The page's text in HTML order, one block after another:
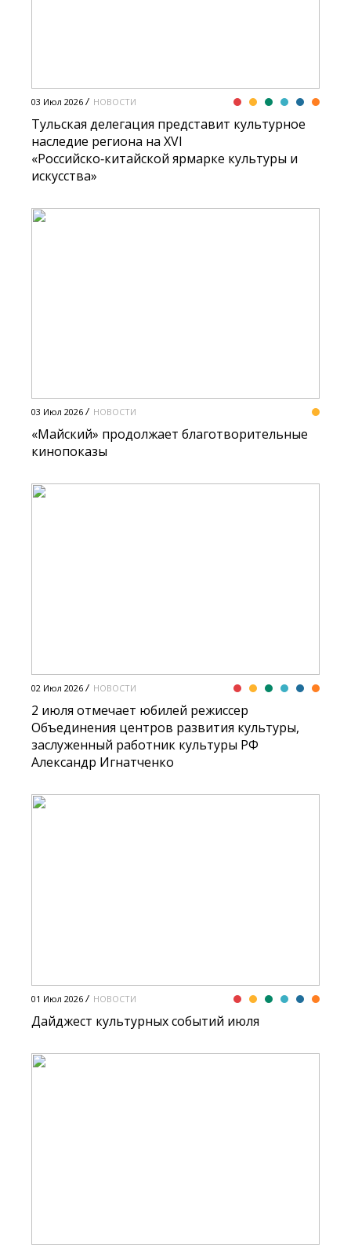
03 Июл 2026 НОВОСТИ
Тульская делегация представит культурное
наследие региона на XVI
«Российско‑китайской ярмарке культуры и
искусства»
03 Июл 2026 НОВОСТИ
«Майский» продолжает благотворительные
кинопоказы
02 Июл 2026 НОВОСТИ
2 июля отмечает юбилей режиссер
Объединения центров развития культуры,
заслуженный работник культуры РФ
Александр Игнатченко
01 Июл 2026 НОВОСТИ
Дайджест культурных событий июля